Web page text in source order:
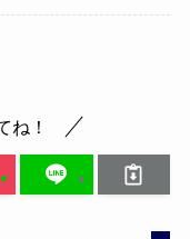
ね！